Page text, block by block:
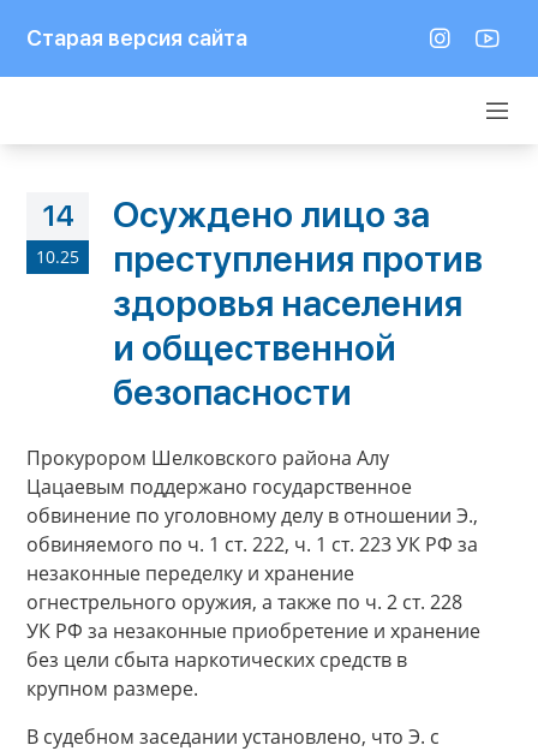
Старая версия сайта
14
10.25
Осуждено лицо за
преступления против
здоровья населения
и общественной
безопасности
Прокурором Шелковского района Алу
Цацаевым поддержано государственное
обвинение по уголовному делу в отношении Э.,
обвиняемого по ч. 1 ст. 222, ч. 1 ст. 223 УК РФ за
незаконные переделку и хранение
огнестрельного оружия, а также по ч. 2 ст. 228
УК РФ за незаконные приобретение и хранение
без цели сбыта наркотических средств в
крупном размере.
В судебном заседании установлено, что Э. с